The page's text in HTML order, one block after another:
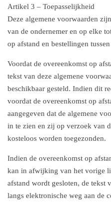
Artikel 3 – Toepasselijkheid
Deze algemene voorwaarden
van de ondernemer en op elke
op afstand en bestellingen
Voordat de overeenkomst op
tekst van deze algemene
beschikbaar gesteld. Indien dit
voordat de overeenkomst op
aangegeven dat de algemene
in te zien en zij op verzoek van
kosteloos worden toegezonden.
Indien de overeenkomst op
kan in afwijking van het vorige
afstand wordt gesloten, de tekst
langs elektronische weg aan de